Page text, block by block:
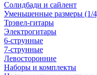
Солидбади и сайлент
Уменьшенные размеры (1/
Трэвел-гитары
Электрогитары
6-струнные
7-струнные
Левосторонние
Наборы и комплекты